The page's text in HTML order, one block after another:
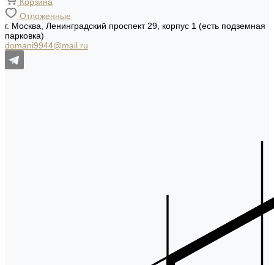
Отложенные
г. Москва, Ленинградский проспект 29, корпус 1 (есть подземная
парковка)
domani9944@mail.ru